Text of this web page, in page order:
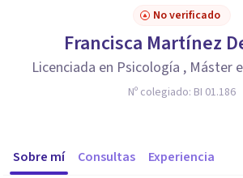
No verificado
Francisca Martínez
Licenciada en Psicología , Máster
Nº colegiado: BI 01.186
Sobre mí Consultas Experiencia